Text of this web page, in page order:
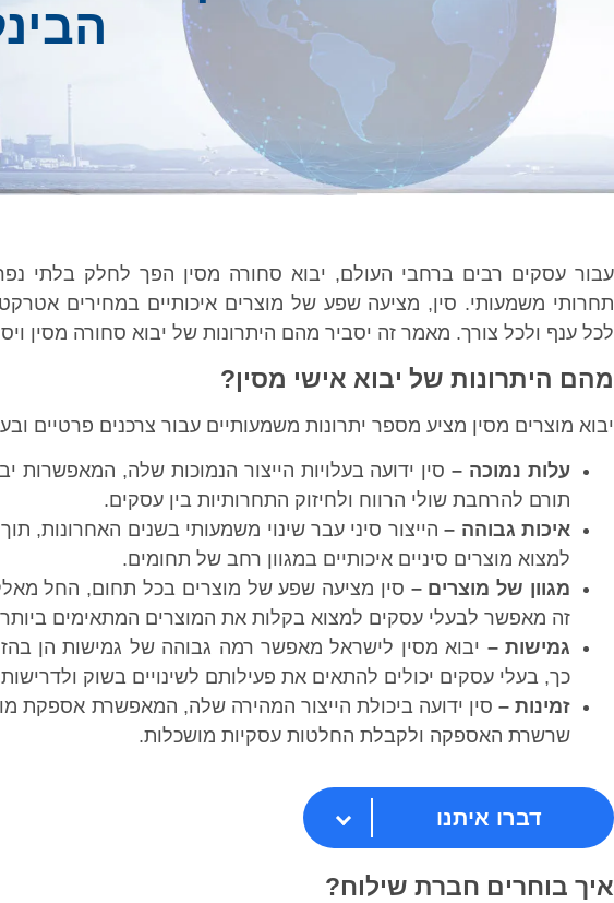
עבור עסקים רבים ברחבי העולם, יבוא סחורה מסין הפך לחלק בלתי
תחרותי משמעותי. סין, מציעה שפע של מוצרים איכותיים במחירים
לכל ענף ולכל צורך. מאמר זה יסביר מהם היתרונות של יבוא סחורה מסין
מהם היתרונות של יבוא אישי מסין?
יבוא מוצרים מסין מציע מספר יתרונות משמעותיים עבור צרכנים פרטיים
עלות נמוכה –סין ידועה בעלויות הייצור הנמוכות שלה, המאפשרות
תורם להרחבת שולי הרווח ולחיזוק התחרותיות בין עסקים.
איכות גבוהה –הייצור סיני עבר שינוי משמעותי בשנים האחרונות,
למצוא מוצרים סיניים איכותיים במגוון רחב של תחומים.
מגוון של מוצרים – סין מציעה שפע של מוצרים בכל תחום, החל
זה מאפשר לבעלי עסקים למצוא בקלות את המוצרים המתאימים ביותר
גמישות – יבוא מסין לישראל מאפשר רמה גבוהה של גמישות הן
כך, בעלי עסקים יכולים להתאים את פעילותם לשינויים בשוק
זמינות – סין ידועה ביכולת הייצור המהירה שלה, המאפשרת אספקת
שרשרת האספקה ולקבלת החלטות עסקיות מושכלות.
דברו איתנו
איך בוחרים חברת שילוח?